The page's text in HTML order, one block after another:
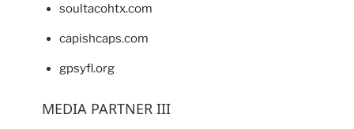
soultacohtx.com
capishcaps.com
gpsyfl.org
MEDIA PARTNER III